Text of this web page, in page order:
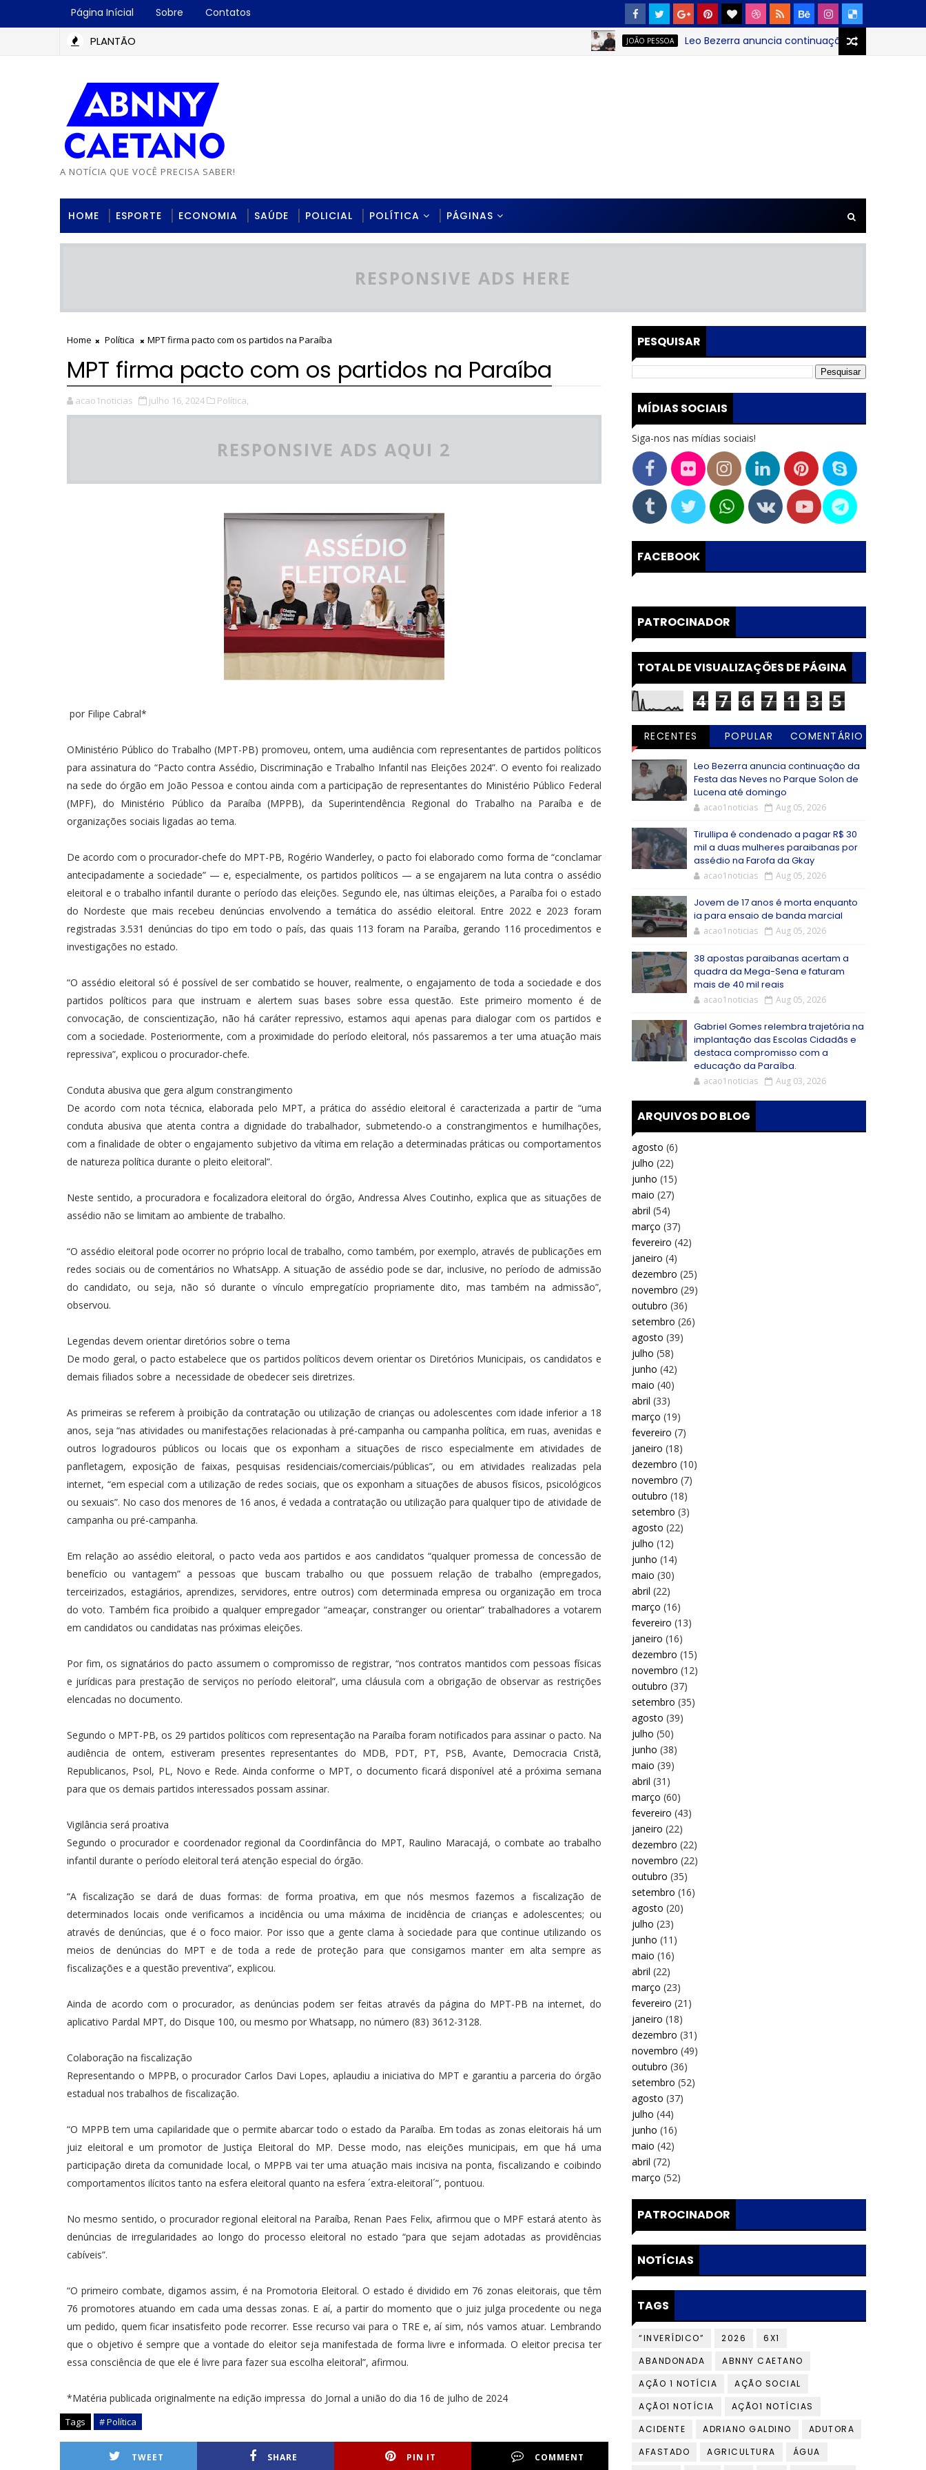
Página Inícial Sobre Contatos
PLANTÃO JOÃO PESSOA Leo Bezerra anuncia continuação da Festa das Neves
A NOTÍCIA QUE VOCÊ PRECISA SABER!
HOME ESPORTE ECONOMIA SAÚDE POLICIAL POLÍTICA PÁGINAS
RESPONSIVE ADS HERE
Home Política MPT firma pacto com os partidos na Paraíba
MPT firma pacto com os partidos na Paraíba
acao1noticias julho 16, 2024 Política,
RESPONSIVE ADS AQUI 2
por Filipe Cabral*
OMinistério Público do Trabalho (MPT-PB) promoveu, ontem, uma audiência com representantes de partidos políticos
para assinatura do “Pacto contra Assédio, Discriminação e Trabalho Infantil nas Eleições 2024”. O evento foi realizado
na sede do órgão em João Pessoa e contou ainda com a participação de representantes do Ministério Público Federal
(MPF), do Ministério Público da Paraíba (MPPB), da Superintendência Regional do Trabalho na Paraíba e de
organizações sociais ligadas ao tema.
De acordo com o procurador-chefe do MPT-PB, Rogério Wanderley, o pacto foi elaborado como forma de “conclamar
antecipadamente a sociedade” — e, especialmente, os partidos políticos — a se engajarem na luta contra o assédio
eleitoral e o trabalho infantil durante o período das eleições. Segundo ele, nas últimas eleições, a Paraíba foi o estado
do Nordeste que mais recebeu denúncias envolvendo a temática do assédio eleitoral. Entre 2022 e 2023 foram
registradas 3.531 denúncias do tipo em todo o país, das quais 113 foram na Paraíba, gerando 116 procedimentos e
investigações no estado.
“O assédio eleitoral só é possível de ser combatido se houver, realmente, o engajamento de toda a sociedade e dos
partidos políticos para que instruam e alertem suas bases sobre essa questão. Este primeiro momento é de
convocação, de conscientização, não há caráter repressivo, estamos aqui apenas para dialogar com os partidos e
com a sociedade. Posteriormente, com a proximidade do período eleitoral, nós passaremos a ter uma atuação mais
repressiva”, explicou o procurador-chefe.
Conduta abusiva que gera algum constrangimento
De acordo com nota técnica, elaborada pelo MPT, a prática do assédio eleitoral é caracterizada a partir de “uma
conduta abusiva que atenta contra a dignidade do trabalhador, submetendo-o a constrangimentos e humilhações,
com a finalidade de obter o engajamento subjetivo da vítima em relação a determinadas práticas ou comportamentos
de natureza política durante o pleito eleitoral”.
Neste sentido, a procuradora e focalizadora eleitoral do órgão, Andressa Alves Coutinho, explica que as situações de
assédio não se limitam ao ambiente de trabalho.
“O assédio eleitoral pode ocorrer no próprio local de trabalho, como também, por exemplo, através de publicações em
redes sociais ou de comentários no WhatsApp. A situação de assédio pode se dar, inclusive, no período de admissão
do candidato, ou seja, não só durante o vínculo empregatício propriamente dito, mas também na admissão”,
observou.
Legendas devem orientar diretórios sobre o tema
De modo geral, o pacto estabelece que os partidos políticos devem orientar os Diretórios Municipais, os candidatos e
demais filiados sobre a necessidade de obedecer seis diretrizes.
As primeiras se referem à proibição da contratação ou utilização de crianças ou adolescentes com idade inferior a 18
anos, seja “nas atividades ou manifestações relacionadas à pré-campanha ou campanha política, em ruas, avenidas e
outros logradouros públicos ou locais que os exponham a situações de risco especialmente em atividades de
panfletagem, exposição de faixas, pesquisas residenciais/comerciais/públicas”, ou em atividades realizadas pela
internet, “em especial com a utilização de redes sociais, que os exponham a situações de abusos físicos, psicológicos
ou sexuais”. No caso dos menores de 16 anos, é vedada a contratação ou utilização para qualquer tipo de atividade de
campanha ou pré-campanha.
Em relação ao assédio eleitoral, o pacto veda aos partidos e aos candidatos “qualquer promessa de concessão de
benefício ou vantagem” a pessoas que buscam trabalho ou que possuem relação de trabalho (empregados,
terceirizados, estagiários, aprendizes, servidores, entre outros) com determinada empresa ou organização em troca
do voto. Também fica proibido a qualquer empregador “ameaçar, constranger ou orientar” trabalhadores a votarem
em candidatos ou candidatas nas próximas eleições.
Por fim, os signatários do pacto assumem o compromisso de registrar, “nos contratos mantidos com pessoas físicas
e jurídicas para prestação de serviços no período eleitoral”, uma cláusula com a obrigação de observar as restrições
elencadas no documento.
Segundo o MPT-PB, os 29 partidos políticos com representação na Paraíba foram notificados para assinar o pacto. Na
audiência de ontem, estiveram presentes representantes do MDB, PDT, PT, PSB, Avante, Democracia Cristã,
Republicanos, Psol, PL, Novo e Rede. Ainda conforme o MPT, o documento ficará disponível até a próxima semana
para que os demais partidos interessados possam assinar.
Vigilância será proativa
Segundo o procurador e coordenador regional da Coordinfância do MPT, Raulino Maracajá, o combate ao trabalho
infantil durante o período eleitoral terá atenção especial do órgão.
“A fiscalização se dará de duas formas: de forma proativa, em que nós mesmos fazemos a fiscalização de
determinados locais onde verificamos a incidência ou uma máxima de incidência de crianças e adolescentes; ou
através de denúncias, que é o foco maior. Por isso que a gente clama à sociedade para que continue utilizando os
meios de denúncias do MPT e de toda a rede de proteção para que consigamos manter em alta sempre as
fiscalizações e a questão preventiva”, explicou.
Ainda de acordo com o procurador, as denúncias podem ser feitas através da página do MPT-PB na internet, do
aplicativo Pardal MPT, do Disque 100, ou mesmo por Whatsapp, no número (83) 3612-3128.
Colaboração na fiscalização
Representando o MPPB, o procurador Carlos Davi Lopes, aplaudiu a iniciativa do MPT e garantiu a parceria do órgão
estadual nos trabalhos de fiscalização.
“O MPPB tem uma capilaridade que o permite abarcar todo o estado da Paraíba. Em todas as zonas eleitorais há um
juiz eleitoral e um promotor de Justiça Eleitoral do MP. Desse modo, nas eleições municipais, em que há uma
participação direta da comunidade local, o MPPB vai ter uma atuação mais incisiva na ponta, fiscalizando e coibindo
comportamentos ilícitos tanto na esfera eleitoral quanto na esfera ´extra-eleitoral´”, pontuou.
No mesmo sentido, o procurador regional eleitoral na Paraíba, Renan Paes Felix, afirmou que o MPF estará atento às
denúncias de irregularidades ao longo do processo eleitoral no estado “para que sejam adotadas as providências
cabíveis”.
“O primeiro combate, digamos assim, é na Promotoria Eleitoral. O estado é dividido em 76 zonas eleitorais, que têm
76 promotores atuando em cada uma dessas zonas. E aí, a partir do momento que o juiz julga procedente ou nega
um pedido, quem ficar insatisfeito pode recorrer. Esse recurso vai para o TRE e, aí sim, nós vamos atuar. Lembrando
que o objetivo é sempre que a vontade do eleitor seja manifestada de forma livre e informada. O eleitor precisa ter
essa consciência de que ele é livre para fazer sua escolha eleitoral”, afirmou.
*Matéria publicada originalmente na edição impressa do Jornal a união do dia 16 de julho de 2024
Tags # Política
TWEET SHARE PIN IT COMMENT
PESQUISAR
MÍDIAS SOCIAIS
Siga-nos nas mídias sociais!
FACEBOOK
PATROCINADOR
TOTAL DE VISUALIZAÇÕES DE PÁGINA
4 7 6 7 1 3 5
RECENTES POPULAR
COMENTÁRIO
Leo Bezerra anuncia continuação da
Festa das Neves no Parque Solon de
Lucena até domingo
acao1noticias Aug 05, 2026
Tirullipa é condenado a pagar R$ 30
mil a duas mulheres paraibanas por
assédio na Farofa da Gkay
acao1noticias Aug 05, 2026
Jovem de 17 anos é morta enquanto
ia para ensaio de banda marcial
acao1noticias Aug 05, 2026
38 apostas paraibanas acertam a
quadra da Mega-Sena e faturam
mais de 40 mil reais
acao1noticias Aug 05, 2026
Gabriel Gomes relembra trajetória na
implantação das Escolas Cidadãs e
destaca compromisso com a
educação da Paraíba.
acao1noticias Aug 03, 2026
ARQUIVOS DO BLOG
agosto (6)
julho (22)
junho (15)
maio (27)
abril (54)
março (37)
fevereiro (42)
janeiro (4)
dezembro (25)
novembro (29)
outubro (36)
setembro (26)
agosto (39)
julho (58)
junho (42)
maio (40)
abril (33)
março (19)
fevereiro (7)
janeiro (18)
dezembro (10)
novembro (7)
outubro (18)
setembro (3)
agosto (22)
julho (12)
junho (14)
maio (30)
abril (22)
março (16)
fevereiro (13)
janeiro (16)
dezembro (15)
novembro (12)
outubro (37)
setembro (35)
agosto (39)
julho (50)
junho (38)
maio (39)
abril (31)
março (60)
fevereiro (43)
janeiro (22)
dezembro (22)
novembro (22)
outubro (35)
setembro (16)
agosto (20)
julho (23)
junho (11)
maio (16)
abril (22)
março (23)
fevereiro (21)
janeiro (18)
dezembro (31)
novembro (49)
outubro (36)
setembro (52)
agosto (37)
julho (44)
junho (16)
maio (42)
abril (72)
março (52)
PATROCINADOR
NOTÍCIAS
TAGS
“INVERÍDICO” 2026
6X1
ABANDONADA
ABNNY CAETANO
AÇÃO 1 NOTÍCIA
AÇÃO SOCIAL
AÇÃO1 NOTÍCIA
AÇÃO1 NOTÍCIAS
ACIDENTE
ADRIANO GALDINO
ADUTORA
AFASTADO
AGRICULTURA
ÁGUA